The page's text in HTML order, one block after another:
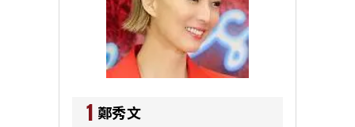
1 鄭秀文